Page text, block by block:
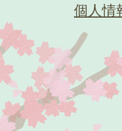
個人情